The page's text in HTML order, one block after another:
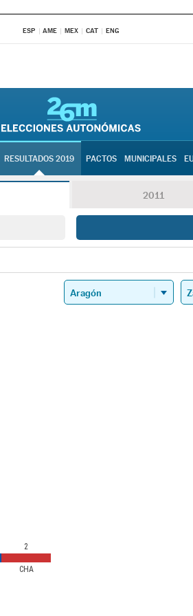
ESP AME MEX CAT ENG
RESULTADOS 2019 PACTOS MUNICIPALES
2011
CHA
2